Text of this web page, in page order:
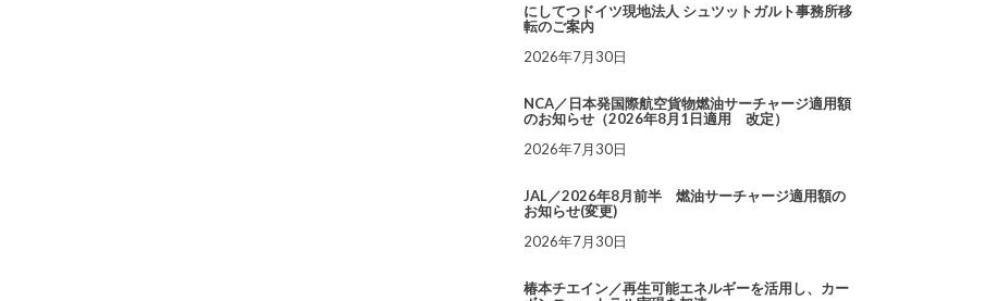
にしてつドイツ現地法人 シュツットガルト事務所移
転のご案内
2026年7月30日
NCA／日本発国際航空貨物燃油サーチャージ適用額
のお知らせ（2026年8月1日適用 改定）
2026年7月30日
JAL／2026年8月前半 燃油サーチャージ適用額の
お知らせ(変更)
2026年7月30日
椿本チエイン／再生可能エネルギーを活用し、カー